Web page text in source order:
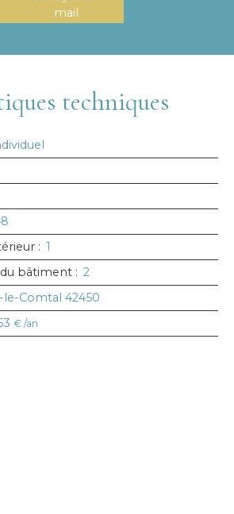
mail
techniques
: 1
bâtiment : 2
le-Comtal 42450
€ /an